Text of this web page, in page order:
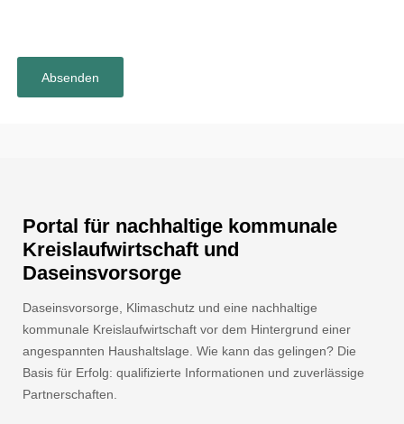
Portal für nachhaltige kommunale
Kreislaufwirtschaft und
Daseinsvorsorge
Daseinsvorsorge, Klimaschutz und eine nachhaltige
kommunale Kreislaufwirtschaft vor dem Hintergrund einer
angespannten Haushaltslage. Wie kann das gelingen? Die
Basis für Erfolg: qualifizierte Informationen und zuverlässige
Partnerschaften.